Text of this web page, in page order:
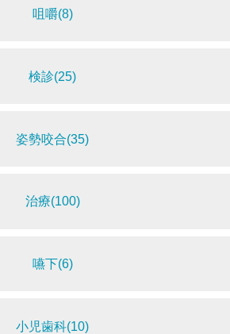
咀嚼(8)
検診(25)
姿勢咬合(35)
治療(100)
嚥下(6)
小児歯科(10)